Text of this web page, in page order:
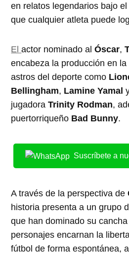
en relatos legendarios bajo
que cualquier atleta puede
Elactor nominado alÓscar,
encabeza la producción en
astros del deporte como
Bellingham, Lamine Yamal
jugadoraTrinity Rodman,
puertorriqueño Bad Bunny.
Suscríbete a
A través de la perspectiva de
historia presenta a un grupo
que han dominado su
personajes encarnan la
fútbol de forma espontánea,